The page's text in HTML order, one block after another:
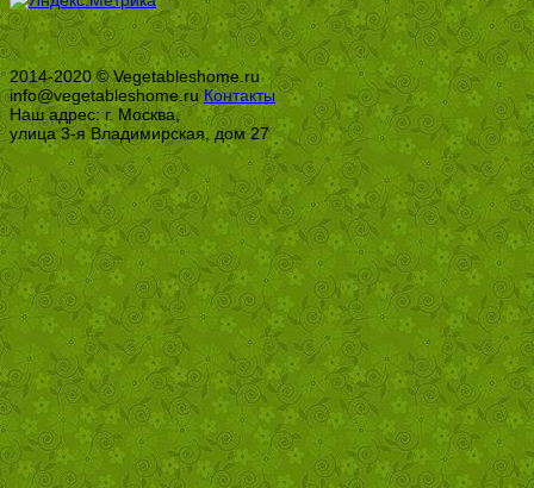
2014-2020 © Vegetableshome.ru
info@vegetableshome.ruКонтакты
Наш адрес: г. Москва,
улица 3-я Владимирская, дом 27